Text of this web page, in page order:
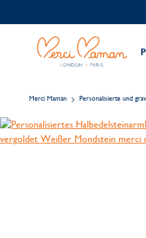
Merci Maman Personalisierte und